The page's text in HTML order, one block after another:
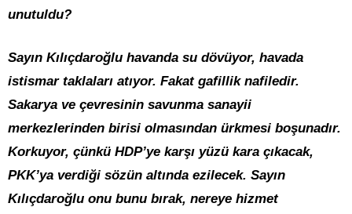
unutuldu?
Sayın Kılıçdaroğlu havanda su dövüyor, havada
istismar taklaları atıyor. Fakat gafillik nafiledir.
Sakarya ve çevresinin savunma sanayii
merkezlerinden birisi olmasından ürkmesi boşunadır.
Korkuyor, çünkü HDP’ye karşı yüzü kara çıkacak,
PKK’ya verdiği sözün altında ezilecek. Sayın
Kılıçdaroğlu onu bunu bırak, nereye hizmet